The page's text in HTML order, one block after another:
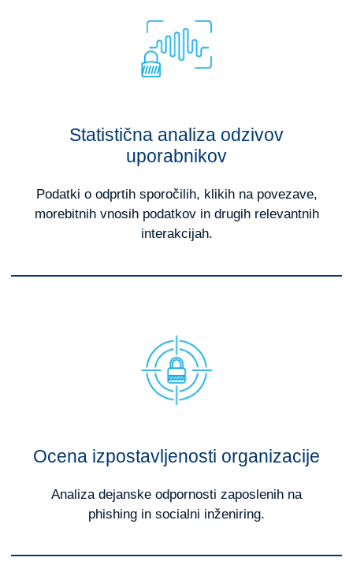
Statistična analiza odzivov
uporabnikov
Podatki o odprtih sporočilih, klikih na povezave,
morebitnih vnosih podatkov in drugih relevantnih
interakcijah.
Ocena izpostavljenosti organizacije
Analiza dejanske odpornosti zaposlenih na
phishing in socialni inženiring.